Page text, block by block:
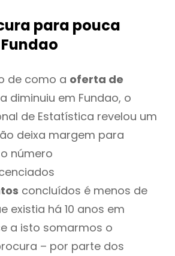
para pouca
de como a oferta de
diminuiu em Fundao, o
de Estatística revelou um
deixa margem para
número
concluídos é menos de
existia há 10 anos em
a isto somarmos o
– por parte dos